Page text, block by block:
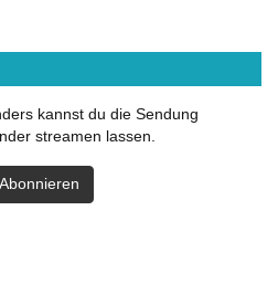
kannst du die Sendung
streamen lassen.
Abonnieren